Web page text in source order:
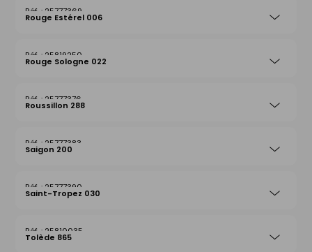
25777369
Rouge Estérel 006
25819250
Rouge Sologne 022
25777376
Roussillon 288
25777383
Saigon 200
25777390
Saint-Tropez 030
25810035
Tolède 865